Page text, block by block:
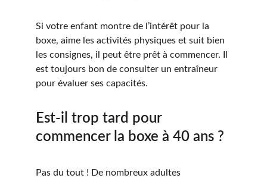
Si votre enfant montre de l’intérêt pour la
boxe, aime les activités physiques et suit bien
les consignes, il peut être prêt à commencer. Il
est toujours bon de consulter un entraîneur
pour évaluer ses capacités.
Est-il trop tard pour
commencer la boxe à 40 ans ?
Pas du tout ! De nombreux adultes